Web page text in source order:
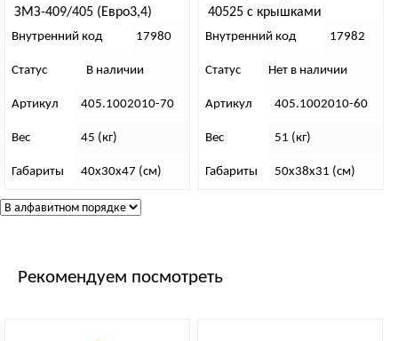
ЗМЗ-409/405 (Евро3,4)
Внутренний код 17980
Статус В наличии
Артикул 405.1002010-70
Вес 45 (кг)
Габариты 40х30х47 (см)
40525 с крышками
коренных подшипников
Внутренний код 17982
Статус Нет в наличии
Артикул 405.1002010-60
Вес 51 (кг)
Габариты 50х38х31 (см)
Рекомендуем посмотреть